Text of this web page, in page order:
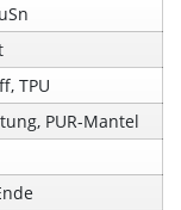
TPU
PUR-Mantel